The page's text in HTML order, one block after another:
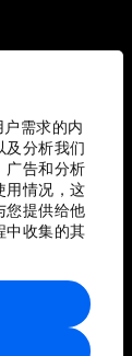
需求的内
及分析我们
广告和分析
用情况，这
您提供给他
中收集的其